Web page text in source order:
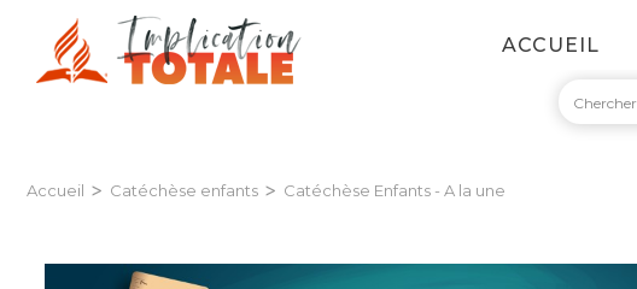
ACCUEIL
Accueil > Catéchèse enfants > Catéchèse Enfants - A la une